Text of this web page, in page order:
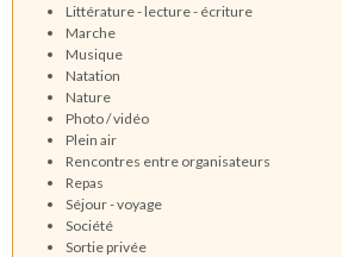
Littérature - lecture - écriture
Marche
Musique
Natation
Nature
Photo / vidéo
Plein air
Rencontres entre organisateurs
Repas
Séjour - voyage
Société
Sortie privée